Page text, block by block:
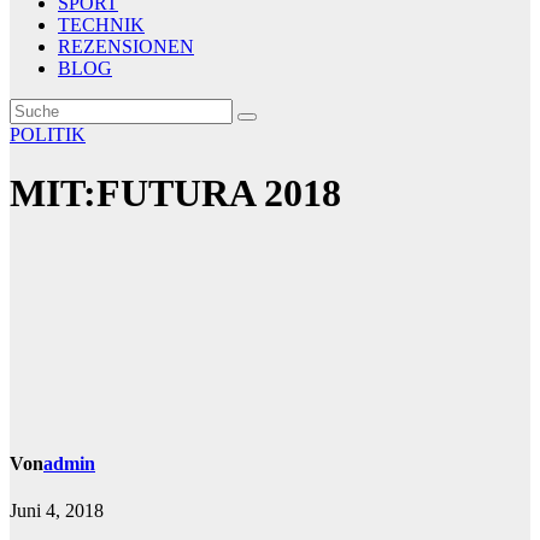
TECHNIK
REZENSIONEN
BLOG
POLITIK
MIT:FUTURA 2018
Vonadmin
Juni 4, 2018